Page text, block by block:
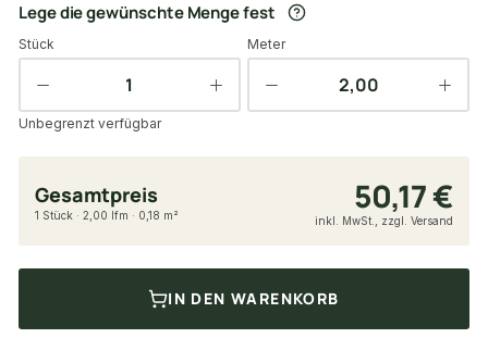
Lege die gewünschte Menge fest
Stück Meter
Unbegrenzt verfügbar
Gesamtpreis 50,17 €
1 Stück · 2,00 lfm · 0,18 m² inkl. MwSt., zzgl. Versand
IN DEN WARENKORB